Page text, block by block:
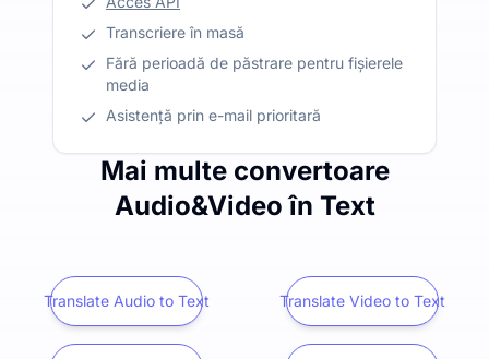
Transcriere în masă
Fără perioadă de păstrare pentru fișierele
media
Asistență prin e-mail prioritară
Mai multe convertoare
Audio&Video în Text
Translate Audio to Text Translate Video to Text